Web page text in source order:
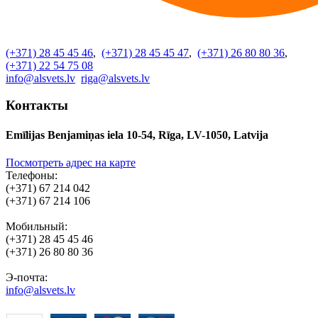
(+371) 28 45 45 46, (+371) 28 45 45 47, (+371) 26 80 80 36,
(+371) 22 54 75 08
info@alsvets.lv riga@alsvets.lv
Контакты
Emīlijas Benjamiņas iela 10-54, Rīga, LV-1050, Latvija
Посмотреть адрес на карте
Телефоны:
(+371) 67 214 042
(+371) 67 214 106
Мобильный:
(+371) 28 45 45 46
(+371) 26 80 80 36
Э-почта:
info@alsvets.lv